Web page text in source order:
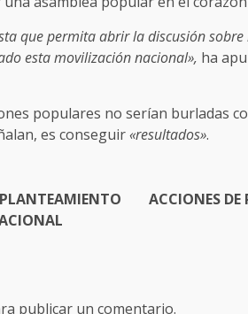
que permita abrir la discusión
esta movilización nacional», ha
populares no serían burladas
es conseguir«resultados».
ACCIONES
publicar un comentario.